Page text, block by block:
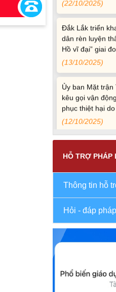
Đắk Lắk triển
dân rèn luyện
Hồ vĩ đại” giai
(13/10/2025)
Ủy ban Mặt trận
kêu gọi vận
phục thiệt hại
(12/10/2025)
NGƯỜI DÂN
CHỐNG BỆNH
Bộ Quốc
toàn trình, một
tử
(09/10/2025)
Bộ Chính trị,
cấp, phân
quyền địa
HỖ TRỢ PHÁP
Thông tin hỗ
Hỏi - đáp